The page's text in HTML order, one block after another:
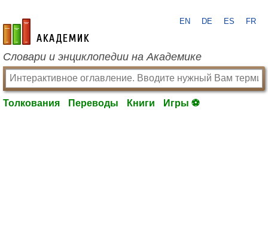
academic.ru
EN DE ES FR
Словари и энциклопедии на Академике
Толкования Переводы Книги Игры ⚽